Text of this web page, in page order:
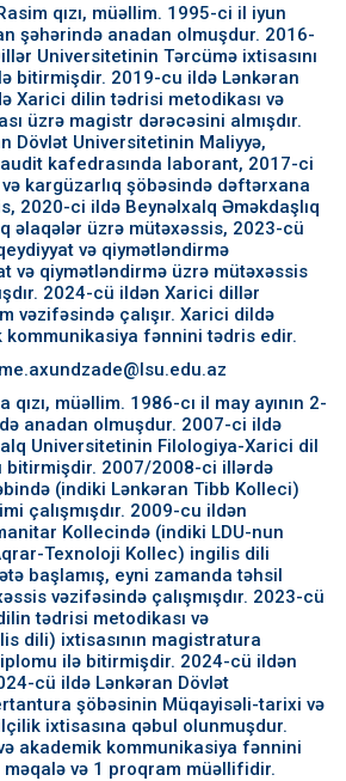
qızı, müəllim. 1995-ci il iyun
şəhərində anadan olmuşdur. 2016-
Universitetinin Tərcümə ixtisasını
bitirmişdir. 2019-cu ildə Lənkəran
Xarici dilin tədrisi metodikası və
üzrə magistr dərəcəsini almışdır.
Dövlət Universitetinin Maliyyə,
kafedrasında laborant, 2017-ci
kargüzarlıq şöbəsində dəftərxana
2020-ci ildə Beynəlxalq Əməkdaşlıq
əlaqələr üzrə mütəxəssis, 2023-cü
və qiymətləndirmə
və qiymətləndirmə üzrə mütəxəssis
2024-cü ildən Xarici dillər
vəzifəsində çalışır. Xarici dildə
kommunikasiya fənnini tədris edir.
müəllim. 1986-cı il may ayının 2-
anadan olmuşdur. 2007-ci ildə
Universitetinin Filologiya-Xarici dil
bitirmişdir. 2007/2008-ci illərdə
(indiki Lənkəran Tibb Kolleci)
çalışmışdır. 2009-cu ildən
Kollecində (indiki LDU-nun
Texnoloji Kollec) ingilis dili
başlamış, eyni zamanda təhsil
vəzifəsində çalışmışdır. 2023-cü
tədrisi metodikası və
dili) ixtisasının magistratura
ilə bitirmişdir. 2024-cü ildən
cü ildə Lənkəran Dövlət
şöbəsinin Müqayisəli-tarixi və
ixtisasına qəbul olunmuşdur.
akademik kommunikasiya fənnini
və 1 proqram müəllifidir.